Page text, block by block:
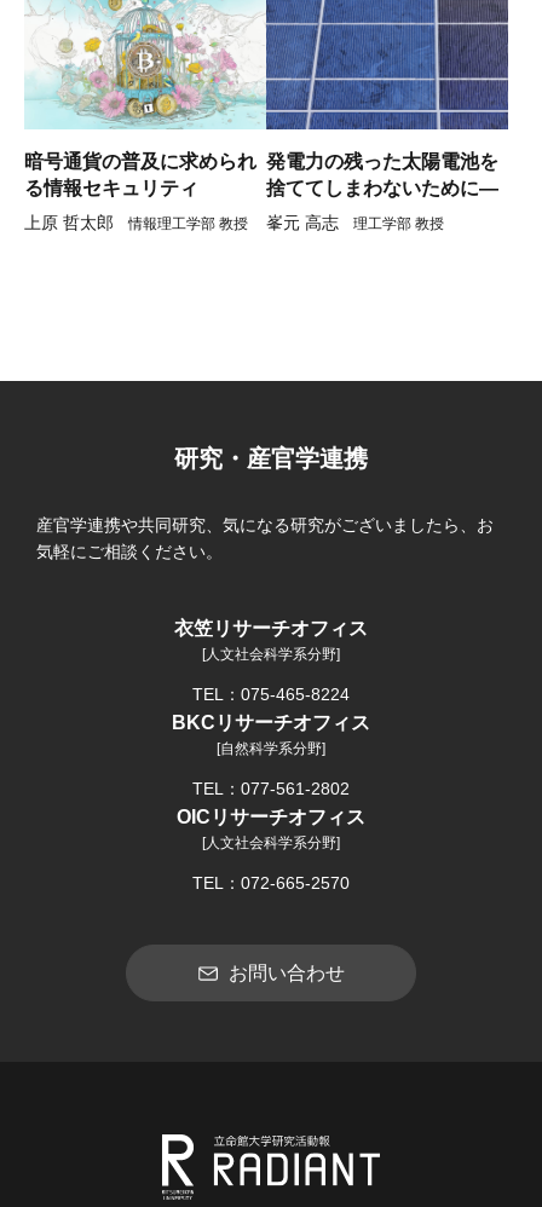
暗号通貨の普及に求められ
る情報セキュリティ
上原 哲太郎 情報理工学部 教授
発電力の残った太陽電池を
捨ててしまわないために―
峯元 高志 理工学部 教授
研究・産官学連携
産官学連携や共同研究、気になる研究がございましたら、お
気軽にご相談ください。
衣笠リサーチオフィス
[人文社会科学系分野]
TEL：075-465-8224
BKCリサーチオフィス
[自然科学系分野]
TEL：077-561-2802
OICリサーチオフィス
[人文社会科学系分野]
TEL：072-665-2570
お問い合わせ